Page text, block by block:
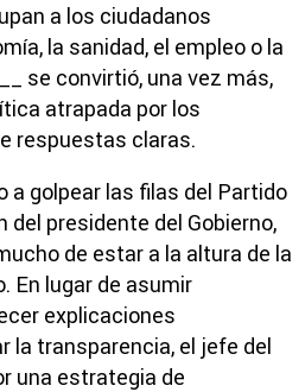
a los ciudadanos
la sanidad, el empleo o la
se convirtió, una vez más,
atrapada por los
respuestas claras.
a golpear las filas del Partido
del presidente del Gobierno,
de estar a la altura de la
En lugar de asumir
explicaciones
la transparencia, el jefe del
una estrategia de